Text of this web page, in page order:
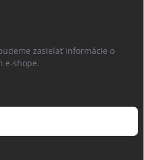
zasielať informácie o
e-shope.